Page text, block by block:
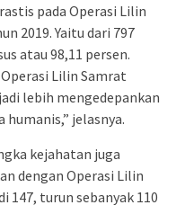
pada Operasi Lilin
2019. Yaitu dari 797
atau 98,11 persen.
Lilin Samrat
lebih mengedepankan
jelasnya.
kejahatan juga
dengan Operasi Lilin
147, turun sebanyak 110